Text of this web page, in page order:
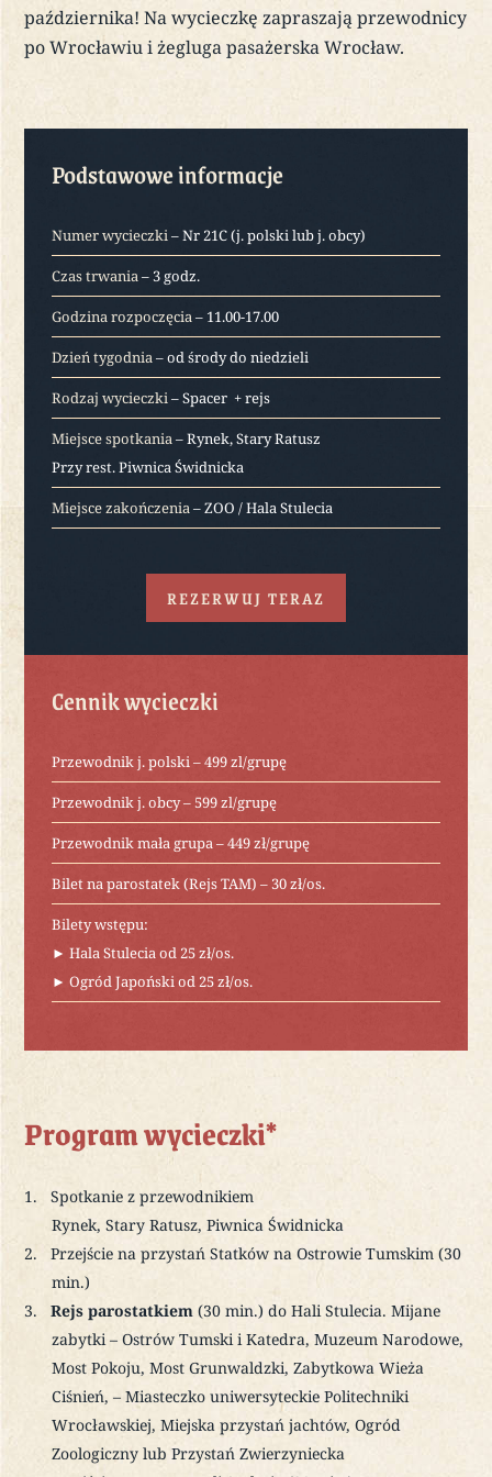
października! Na wycieczkę zapraszają przewodnicy
po Wrocławiu i żegluga pasażerska Wrocław.
Podstawowe informacje
Numer wycieczki– Nr 21C (j. polski lub j. obcy)
Czas trwania– 3 godz.
Godzina rozpoczęcia– 11.00-17.00
Dzień tygodnia– od środy do niedzieli
Rodzaj wycieczki– Spacer + rejs
Miejsce spotkania– Rynek, Stary Ratusz
Przy rest. Piwnica Świdnicka
Miejsce zakończenia– ZOO / Hala Stulecia
REZERWUJ TERAZ
Cennik wycieczki
Przewodnik j. polski – 499 zl/grupę
Przewodnik j. obcy – 599 zl/grupę
Przewodnik mała grupa – 449 zł/grupę
Bilet na parostatek (Rejs TAM) – 30 zł/os.
Bilety wstępu:
► Hala Stulecia od 25 zł/os.
► Ogród Japoński od 25 zł/os.
Program wycieczki*
Spotkanie z przewodnikiem
Rynek, Stary Ratusz, Piwnica Świdnicka
Przejście na przystań Statków na Ostrowie Tumskim (30
min.)
Rejs parostatkiem (30 min.) do Hali Stulecia. Mijane
zabytki – Ostrów Tumski i Katedra, Muzeum Narodowe,
Most Pokoju, Most Grunwaldzki, Zabytkowa Wieża
Ciśnień, – Miasteczko uniwersyteckie Politechniki
Wrocławskiej, Miejska przystań jachtów, Ogród
Zoologiczny lub Przystań Zwierzyniecka